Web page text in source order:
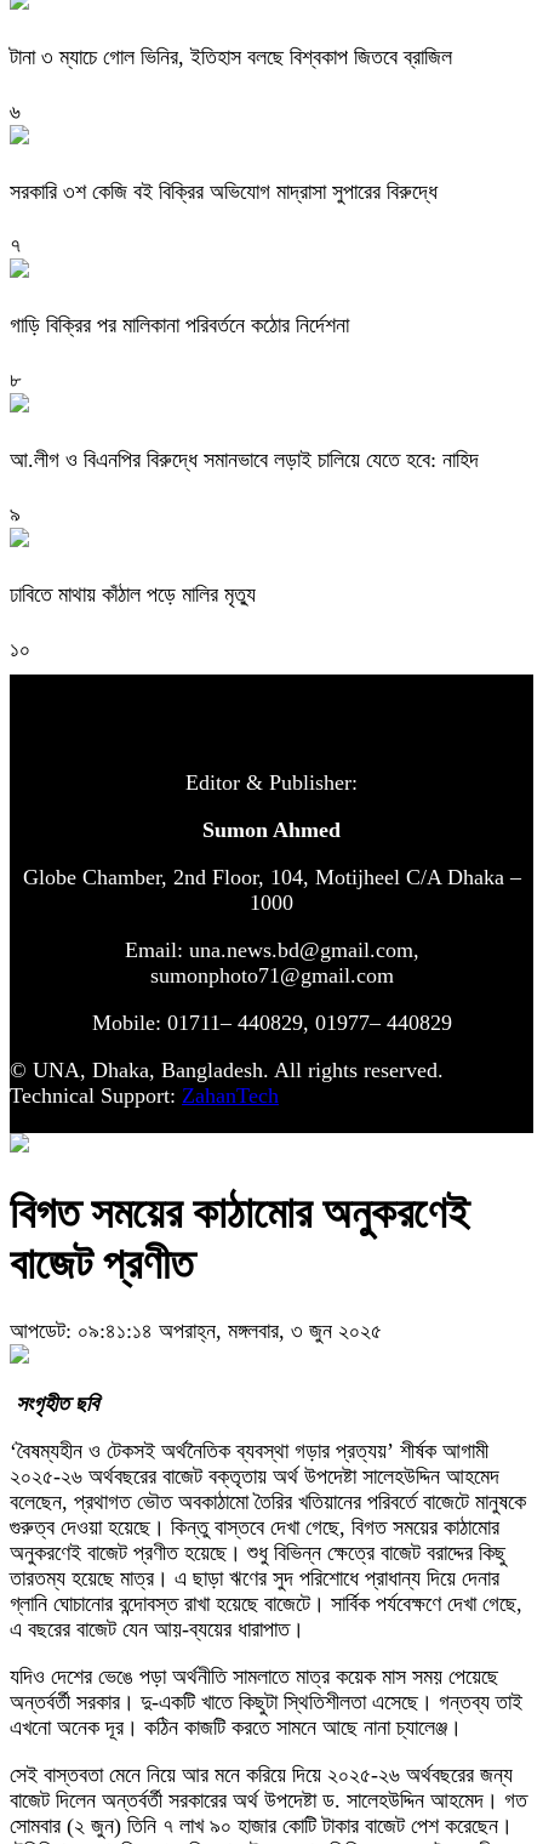
টানা ৩ ম্যাচে গোল ভিনির, ইতিহাস বলছে বিশ্বকাপ জিতবে ব্রাজিল
৬
সরকারি ৩শ কেজি বই বিক্রির অভিযোগ মাদ্রাসা সুপারের বিরুদ্ধে
৭
গাড়ি বিক্রির পর মালিকানা পরিবর্তনে কঠোর নির্দেশনা
৮
আ.লীগ ও বিএনপির বিরুদ্ধে সমানভাবে লড়াই চালিয়ে যেতে হবে: নাহিদ
৯
ঢাবিতে মাথায় কাঁঠাল পড়ে মালির মৃত্যু
১০
Editor & Publisher:
Sumon Ahmed
Globe Chamber, 2nd Floor, 104, Motijheel C/A Dhaka –
1000
Email: una.news.bd@gmail.com,
sumonphoto71@gmail.com
Mobile: 01711– 440829, 01977– 440829
© UNA, Dhaka, Bangladesh. All rights reserved.
Technical Support: ZahanTech
বিগত সময়ের কাঠামোর অনুকরণেই
বাজেট প্রণীত
আপডেট: ০৯:৪১:১৪ অপরাহ্ন, মঙ্গলবার, ৩ জুন ২০২৫
সংগৃহীত ছবি
‘বৈষম্যহীন ও টেকসই অর্থনৈতিক ব্যবস্থা গড়ার প্রত্যয়’ শীর্ষক আগামী
২০২৫-২৬ অর্থবছরের বাজেট বক্তৃতায় অর্থ উপদেষ্টা সালেহউদ্দিন আহমেদ
বলেছেন, প্রথাগত ভৌত অবকাঠামো তৈরির খতিয়ানের পরিবর্তে বাজেটে মানুষকে
গুরুত্ব দেওয়া হয়েছে। কিন্তু বাস্তবে দেখা গেছে, বিগত সময়ের কাঠামোর
অনুকরণেই বাজেট প্রণীত হয়েছে। শুধু বিভিন্ন ক্ষেত্রে বাজেট বরাদ্দের কিছু
তারতম্য হয়েছে মাত্র। এ ছাড়া ঋণের সুদ পরিশোধে প্রাধান্য দিয়ে দেনার
গ্লানি ঘোচানোর বন্দোবস্ত রাখা হয়েছে বাজেটে। সার্বিক পর্যবেক্ষণে দেখা গেছে,
এ বছরের বাজেট যেন আয়-ব্যয়ের ধারাপাত।
যদিও দেশের ভেঙে পড়া অর্থনীতি সামলাতে মাত্র কয়েক মাস সময় পেয়েছে
অন্তর্বর্তী সরকার। দু-একটি খাতে কিছুটা স্থিতিশীলতা এসেছে। গন্তব্য তাই
এখনো অনেক দূর। কঠিন কাজটি করতে সামনে আছে নানা চ্যালেঞ্জ।
সেই বাস্তবতা মেনে নিয়ে আর মনে করিয়ে দিয়ে ২০২৫-২৬ অর্থবছরের জন্য
বাজেট দিলেন অন্তর্বর্তী সরকারের অর্থ উপদেষ্টা ড. সালেহউদ্দিন আহমেদ। গত
সোমবার (২ জুন) তিনি ৭ লাখ ৯০ হাজার কোটি টাকার বাজেট পেশ করেছেন।